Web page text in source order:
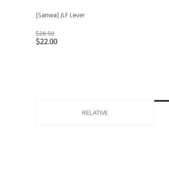
[Sanwa] JLF Lever
$28.50
$22.00
RELATIVE